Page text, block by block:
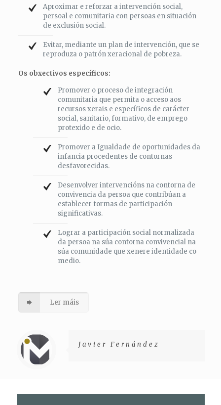
Aproximar e reforzar a intervención social,
persoal e comunitaria con persoas en situación
de exclusión social.
Evitar, mediante un plan de intervención, que se
reproduza o patrón xeracional de pobreza.
Os obxectivos específicos:
Promover o proceso de integración
comunitaria que permita o acceso aos
recursos xerais e específicos de carácter
social, sanitario, formativo, de emprego
protexido e de ocio.
Promover a Igualdade de oportunidades da
infancia procedentes de contornas
desfavorecidas.
Desenvolver intervencións na contorna de
convivencia da persoa que contribúan a
establecer formas de participación
significativas.
Lograr a participación social normalizada
da persoa na súa contorna convivencial na
súa comunidade que xenere identidade co
medio.
Ler máis
Javier Fernández